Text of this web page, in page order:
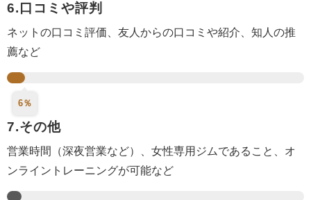
6.口コミや評判
ネットの口コミ評価、 友人からの口コミや紹介 、知人の推
薦など
6％
7.その他
営業時間（深夜営業など）、女性専用ジムであること、オ
ンライントレーニングが可能など